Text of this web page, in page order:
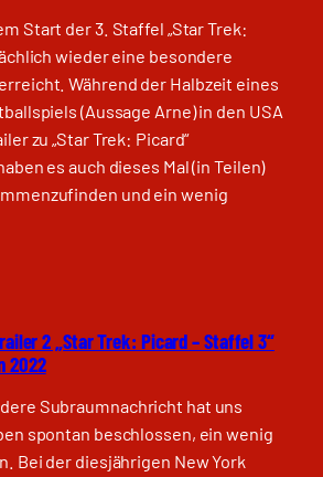
Start der 3. Staffel „Star Trek:
wieder eine besondere
Während der Halbzeit eines
(Aussage Arne) in den USA
zu „Star Trek: Picard“
es auch dieses Mal (in Teilen)
und ein wenig
2 „Star Trek: Picard – Staffel 3“
2022
Subraumnachricht hat uns
spontan beschlossen, ein wenig
Bei der diesjährigen New York